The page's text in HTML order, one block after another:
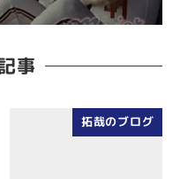
事
拓哉のブログ